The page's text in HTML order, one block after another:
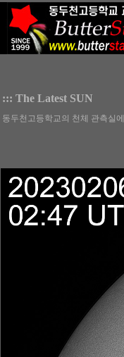
::: The Latest SUN
동두천고등학교의 천체 관측실